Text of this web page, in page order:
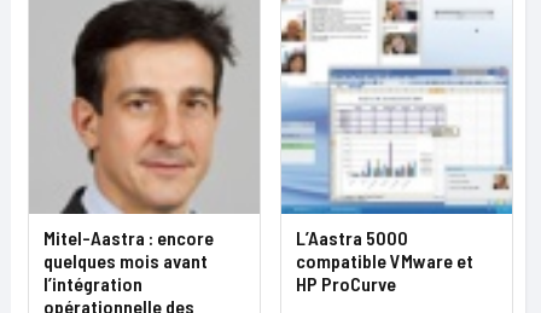
Mitel-Aastra : encore
quelques mois avant
l’intégration
opérationnelle des
L’Aastra 5000
compatible VMware et
HP ProCurve